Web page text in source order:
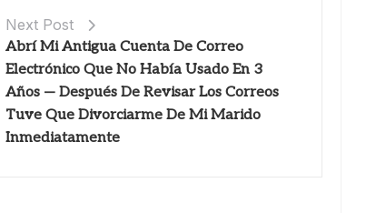
Next Post
Abrí Mi Antigua Cuenta De Correo
Electrónico Que No Había Usado En 3
Años — Después De Revisar Los Correos
Tuve Que Divorciarme De Mi Marido
Inmediatamente